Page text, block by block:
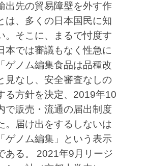
出先の貿易障壁を外す作
は、多くの日本国民に知
。そこに、まるで忖度す
本では審議もなく性急に
ゲノム編集食品は品種改
見なし、安全審査なしの
る方針を決定、2019年10
で販売・流通の届出制度
。届け出をするしないは
ゲノム編集」という表示
る。
2021年9月リージ